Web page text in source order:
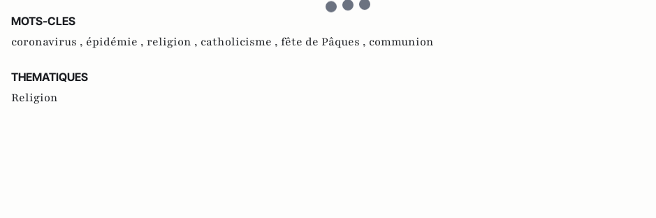
MOTS-CLES
coronavirus , épidémie , religion , catholicisme , fête de Pâques , communion
THEMATIQUES
Religion